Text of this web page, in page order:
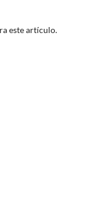
este artículo.